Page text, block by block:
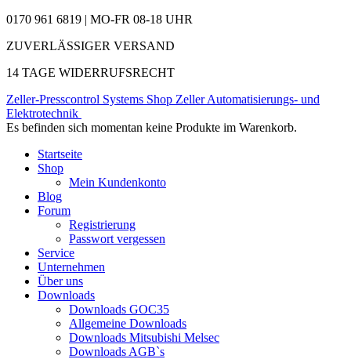
0170 961 6819 | MO-FR 08-18 UHR
ZUVERLÄSSIGER VERSAND
14 TAGE WIDERRUFSRECHT
Zeller-Presscontrol Systems Shop Zeller Automatisierungs- und
Elektrotechnik
Es befinden sich momentan keine Produkte im Warenkorb.
Startseite
Shop
Mein Kundenkonto
Blog
Forum
Registrierung
Passwort vergessen
Service
Unternehmen
Über uns
Downloads
Downloads GOC35
Allgemeine Downloads
Downloads Mitsubishi Melsec
Downloads AGB`s